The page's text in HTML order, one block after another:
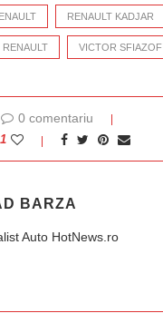
RENAULT KADJAR
VICTOR SFIAZOF
0 comentariu
1
BARZA
Auto HotNews.ro